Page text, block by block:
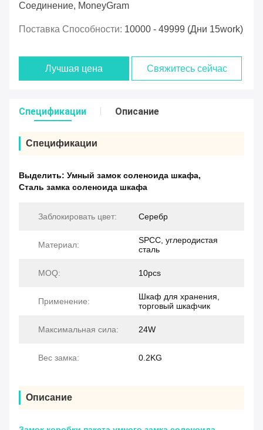
Соединение, MoneyGram
Поставка Способности: 10000 - 49999 (дни 15work)
Лучшая цена Свяжитесь сейчас
Спецификации Описание
Спецификации
Выделить: Умный замок соленоида шкафа,
Сталь замка соленоида шкафа
Заблокировать цвет: Серебр
Материал:
SPCC, углеродистая
сталь
MOQ: 10pcs
Применение:
Шкаф для хранения,
торговый шкафчик
Максимальная сила: 24W
Вес замка: 0.2KG
Описание